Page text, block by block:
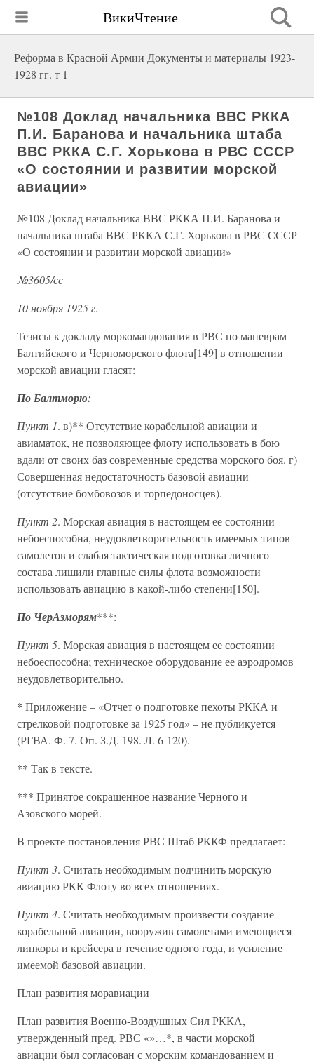
ВикиЧтение
Реформа в Красной Армии Документы и материалы 1923-
1928 гг. т 1
№108 Доклад начальника ВВС РККА
П.И. Баранова и начальника штаба
ВВС РККА С.Г. Хорькова в РВС СССР
«О состоянии и развитии морской
авиации»
№108 Доклад начальника ВВС РККА П.И. Баранова и
начальника штаба ВВС РККА С.Г. Хорькова в РВС СССР
«О состоянии и развитии морской авиации»
№3605/сс
10 ноября 1925 г.
Тезисы к докладу моркомандования в РВС по маневрам
Балтийского и Черноморского флота[149] в отношении
морской авиации гласят:
По Балтморю:
Пункт 1. в)** Отсутствие корабельной авиации и
авиаматок, не позволяющее флоту использовать в бою
вдали от своих баз современные средства морского боя. г)
Совершенная недостаточность базовой авиации
(отсутствие бомбовозов и торпедоносцев).
Пункт 2. Морская авиация в настоящем ее состоянии
небоеспособна, неудовлетворительность имеемых типов
самолетов и слабая тактическая подготовка личного
состава лишили главные силы флота возможности
использовать авиацию в какой-либо степени[150].
По ЧерАзморям***:
Пункт 5. Морская авиация в настоящем ее состоянии
небоеспособна; техническое оборудование ее аэродромов
неудовлетворительно.
* Приложение – «Отчет о подготовке пехоты РККА и
стрелковой подготовке за 1925 год» – не публикуется
(РГВА. Ф. 7. Оп. З.Д. 198. Л. 6-120).
** Так в тексте.
*** Принятое сокращенное название Черного и
Азовского морей.
В проекте постановления РВС Штаб РККФ предлагает:
Пункт 3. Считать необходимым подчинить морскую
авиацию РКК Флоту во всех отношениях.
Пункт 4. Считать необходимым произвести создание
корабельной авиации, вооружив самолетами имеющиеся
линкоры и крейсера в течение одного года, и усиление
имеемой базовой авиации.
План развития моравиации
План развития Военно-Воздушных Сил РККА,
утвержденный пред. РВС «»…*, в части морской
авиации был согласован с морским командованием и